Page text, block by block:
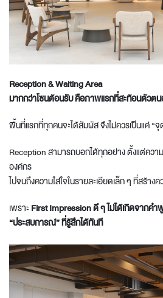
Reception&WaitingArea
มากกว่าโซนต้อนรับ คือภาพแรกที่สะท้อนตัวต
พื้นที่แรกที่ทุกคนจะได้สัมผัส จึงไม่ควรเป็นแค่ “จุ
Reception สามารถบอกได้ทุกอย่าง ตั้งแต่คว
องค์กร
ไปจนถึงความใส่ใจในรายละเอียดเล็ก ๆ ที่สร้าง
เพราะ FirstImpressionดี ๆ ไม่ได้เกิดจากค
“ประสบการณ์” ที่รู้สึกได้ทันที